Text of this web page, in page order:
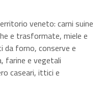
veneto: carni suine
e trasformate, miele e
da forno, conserve e
farine e vegetali
caseari, ittici e